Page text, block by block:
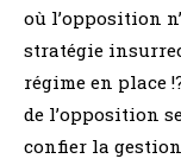
où l’opposition
stratégie
régime en place
de l’opposition
confier la